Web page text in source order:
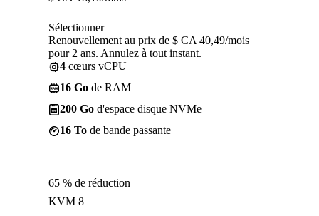
Sélectionner
Renouvellement au prix de $ CA 40,49/mois
pour 2 ans. Annulez à tout instant.
4 cœurs vCPU
16 Go de RAM
200 Go d'espace disque NVMe
16 To de bande passante
65 % de réduction
KVM 8